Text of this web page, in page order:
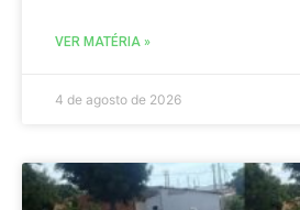
VER MATÉRIA »
4 de agosto de 2026